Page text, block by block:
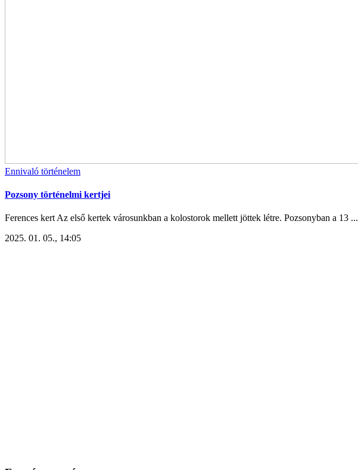
Ennivaló történelem
Pozsony történelmi kertjei
Ferences kert Az első kertek városunkban a kolostorok mellett jöttek létre. Pozsonyban a 13 ...
2025. 01. 05., 14:05